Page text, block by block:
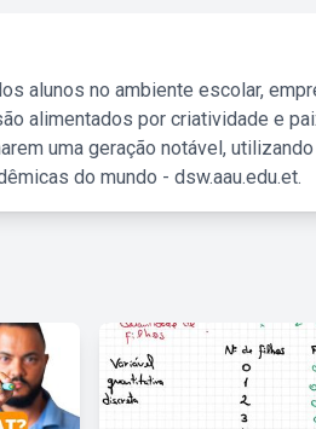
alunos no ambiente escolar,
alimentados por criatividade e
uma geração notável,
do mundo - dsw.aau.edu.et.